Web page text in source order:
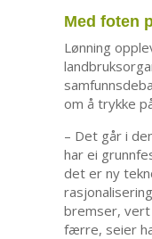
Med foten
Lønning
om å trykke
– Det går i
har ei
det er ny
bremser,
færre, seier